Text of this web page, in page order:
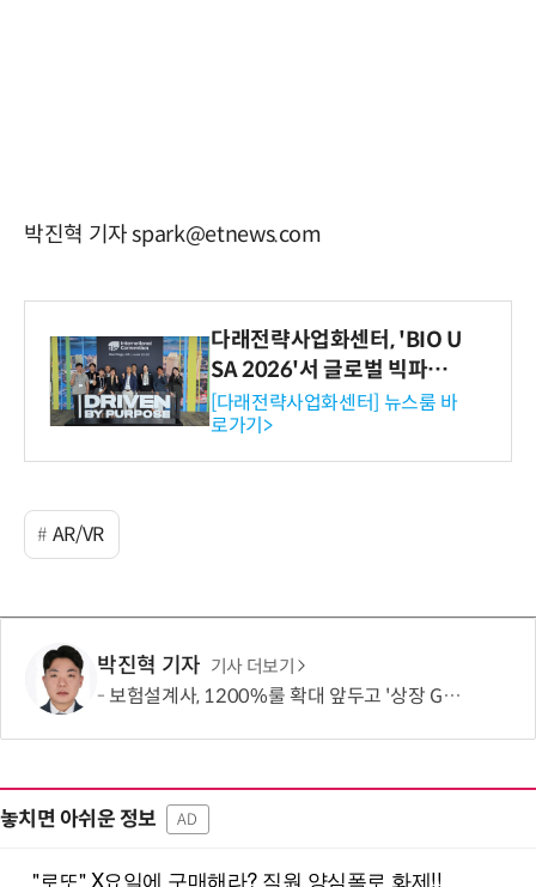
박진혁 기자 spark@etnews.com
다래전략사업화센터, 'BIO U
SA 2026'서 글로벌 빅파마
와의 비즈니스 미팅 지원…K
-바이오 해외 진출 교두보 확
보
[다래전략사업화센터] 뉴스룸 바
로가기>
AR/VR
박진혁 기자 기사 더보기
보험설계사, 1200%룰 확대 앞두고 '상장 GA'로 쏠렸다…“신뢰도 메리트”
놓치면 아쉬운 정보 AD